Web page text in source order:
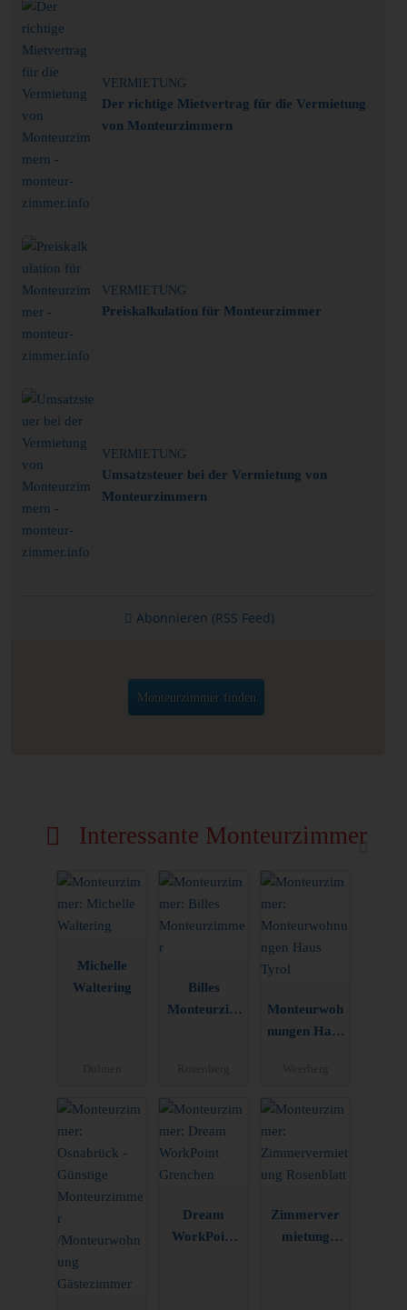
VERMIETUNG
Der richtige Mietvertrag für die Vermietung
von Monteurzimmern
VERMIETUNG
Preiskalkulation für Monteurzimmer
VERMIETUNG
Umsatzsteuer bei der Vermietung von
Monteurzimmern
Abonnieren (RSS Feed)
Monteurzimmer finden
Interessante Monteurzimmer
Michelle
Waltering
Billes
Monteurzim
Monteurwoh
nungen Haus
Dream
WorkPoint
Zimmerver
mietung